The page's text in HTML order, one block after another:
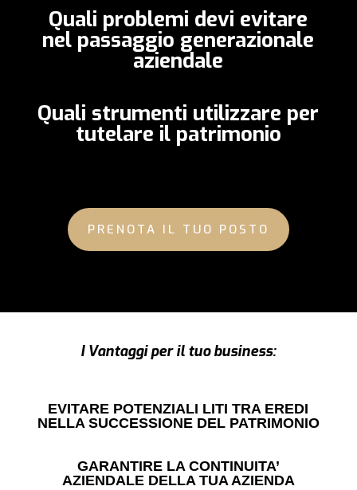
Quali problemi devi evitare
nel passaggio generazionale
aziendale
Quali strumenti utilizzare per
tutelare il patrimonio
PRENOTA IL TUO POSTO
I Vantaggi per il tuo business:
EVITARE POTENZIALI LITI TRA EREDI
NELLA SUCCESSIONE DEL PATRIMONIO
GARANTIRE LA CONTINUITA’
AZIENDALE DELLA TUA AZIENDA